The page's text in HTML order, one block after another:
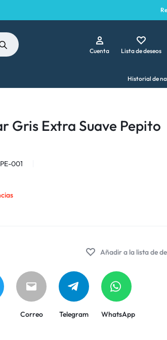
Cuenta Lista de deseos
Historial de
Gris Extra Suave Pepito
001
Añadir a la lista de
Correo Telegram WhatsApp